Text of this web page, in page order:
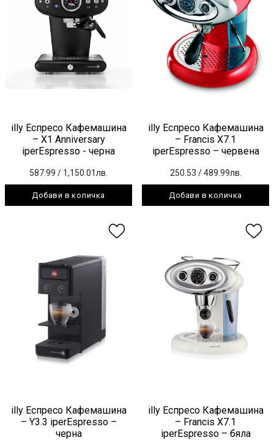
illy Еспресо Кафемашина
– X1 Anniversary
iperEspresso - черна
587.99 / 1,150.01лв.
Добави в количка
illy Еспресо Кафемашина
– Francis X7.1
iperEspresso – червена
250.53 / 489.99лв.
Добави в количка
illy Еспресо Кафемашина
– Y3.3 iperEspresso –
черна
illy Еспресо Кафемашина
– Francis X7.1
iperEspresso – бяла